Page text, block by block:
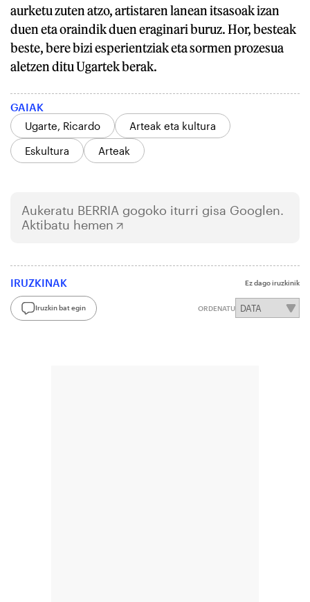
aurketu zuten atzo, artistaren lanean itsasoak izan
duen eta oraindik duen eraginari buruz. Hor, besteak
beste, bere bizi esperientziak eta sormen prozesua
aletzen ditu Ugartek berak.
GAIAK
Ugarte, Ricardo
Arteak eta kultura
Eskultura
Arteak
Aukeratu BERRIA gogoko iturri gisa Googlen.
Aktibatu hemen
IRUZKINAK Ez dago iruzkinik
Iruzkin bat egin ORDENATU